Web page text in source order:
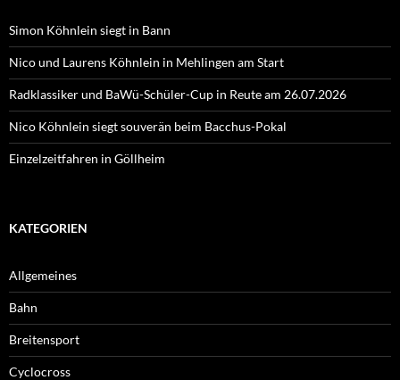
Simon Köhnlein siegt in Bann
Nico und Laurens Köhnlein in Mehlingen am Start
Radklassiker und BaWü-Schüler-Cup in Reute am 26.07.2026
Nico Köhnlein siegt souverän beim Bacchus-Pokal
Einzelzeitfahren in Göllheim
KATEGORIEN
Allgemeines
Bahn
Breitensport
Cyclocross